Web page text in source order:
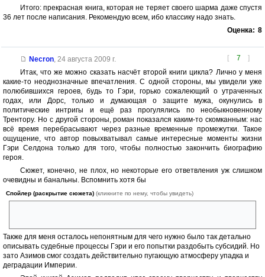
Итого: прекрасная книга, которая не теряет своего шарма даже спустя
36 лет после написания. Рекомендую всем, ибо классику надо знать.
Оценка: 8
[ 7 ]
Necron, 24 августа 2009 г.
Итак, что же можно сказать насчёт второй книги цикла? Лично у меня
какие-то неоднозначные впечатления. С одной стороны, мы увидели уже
полюбившихся героев, будь то Гэри, горько сожалеющий о утраченных
годах, или Дорс, только и думающая о защите мужа, окунулись в
политические интригы и ещё раз прогулялись по необыкновенному
Трентору. Но с другой стороны, роман показался каким-то скомканным: нас
всё время перебрасывают через разные временные промежутки. Такое
ощущение, что автор повыхватывал самые интересные моменты жизни
Гэри Селдона только для того, чтобы полностью закончить биографию
героя.
Сюжет, конечно, не плох, но некоторые его ответвления уж слишком
очевидны и банальны. Вспомнить хотя бы
Спойлер (раскрытие сюжета) (кликните по нему, чтобы увидеть)
Также для меня осталось непонятным для чего нужно было так детально
описывать судебные процессы Гэри и его попытки раздобыть субсидий. Но
зато Азимов смог создать действительно пугающую атмосферу упадка и
деградации Империи.